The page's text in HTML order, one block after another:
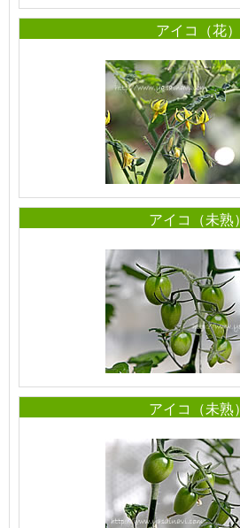
アイコ（花）
アイコ（未熟）
アイコ（未熟）